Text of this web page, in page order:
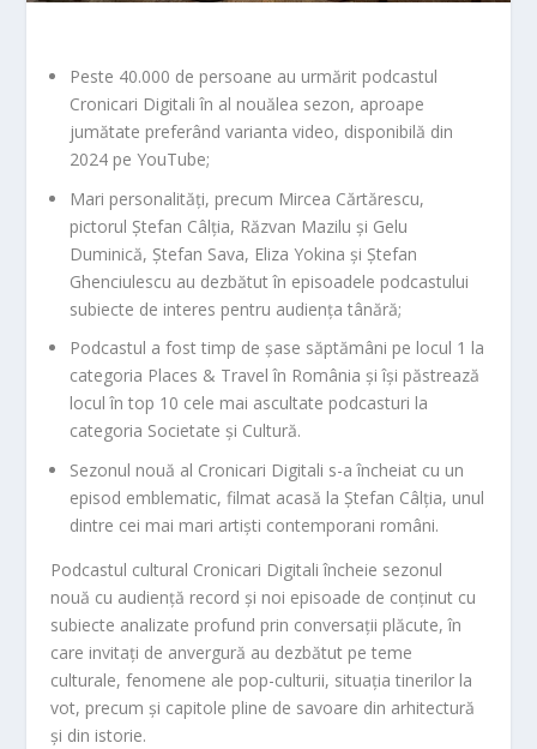
Peste 40.000 de persoane au urmărit podcastul
Cronicari Digitali în al nouălea sezon, aproape
jumătate preferând varianta video, disponibilă din
2024 pe YouTube;
Mari personalități, precum Mircea Cărtărescu,
pictorul Ștefan Câlția, Răzvan Mazilu și Gelu
Duminică, Ștefan Sava, Eliza Yokina și Ștefan
Ghenciulescu au dezbătut în episoadele podcastului
subiecte de interes pentru audiența tânără;
Podcastul a fost timp de șase săptămâni pe locul 1 la
categoria Places & Travel în România și își păstrează
locul în top 10 cele mai ascultate podcasturi la
categoria Societate și Cultură.
Sezonul nouă al Cronicari Digitali s-a încheiat cu un
episod emblematic, filmat acasă la Ștefan Câlția, unul
dintre cei mai mari artiști contemporani români.
Podcastul cultural Cronicari Digitali încheie sezonul
nouă cu audiență record și noi episoade de conținut cu
subiecte analizate profund prin conversații plăcute, în
care invitați de anvergură au dezbătut pe teme
culturale, fenomene ale pop-culturii, situația tinerilor la
vot, precum și capitole pline de savoare din arhitectură
și din istorie.